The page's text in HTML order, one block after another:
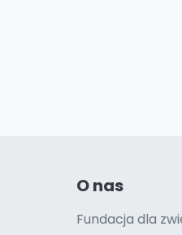
O nas
Fundacja dla